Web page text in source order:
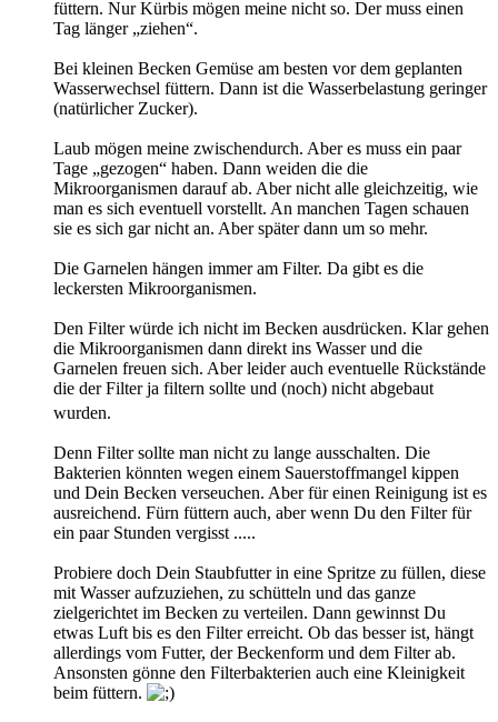
füttern. Nur Kürbis mögen meine nicht so. Der muss einen
Tag länger „ziehen“.
Bei kleinen Becken Gemüse am besten vor dem geplanten
Wasserwechsel füttern. Dann ist die Wasserbelastung geringer
(natürlicher Zucker).
Laub mögen meine zwischendurch. Aber es muss ein paar
Tage „gezogen“ haben. Dann weiden die die
Mikroorganismen darauf ab. Aber nicht alle gleichzeitig, wie
man es sich eventuell vorstellt. An manchen Tagen schauen
sie es sich gar nicht an. Aber später dann um so mehr.
Die Garnelen hängen immer am Filter. Da gibt es die
leckersten Mikroorganismen.
Den Filter würde ich nicht im Becken ausdrücken. Klar gehen
die Mikroorganismen dann direkt ins Wasser und die
Garnelen freuen sich. Aber leider auch eventuelle Rückstände
die der Filter ja filtern sollte und (noch) nicht abgebaut
wurden.
Denn Filter sollte man nicht zu lange ausschalten. Die
Bakterien könnten wegen einem Sauerstoffmangel kippen
und Dein Becken verseuchen. Aber für einen Reinigung ist es
ausreichend. Fürn füttern auch, aber wenn Du den Filter für
ein paar Stunden vergisst .....
Probiere doch Dein Staubfutter in eine Spritze zu füllen, diese
mit Wasser aufzuziehen, zu schütteln und das ganze
zielgerichtet im Becken zu verteilen. Dann gewinnst Du
etwas Luft bis es den Filter erreicht. Ob das besser ist, hängt
allerdings vom Futter, der Beckenform und dem Filter ab.
Ansonsten gönne den Filterbakterien auch eine Kleinigkeit
beim füttern.